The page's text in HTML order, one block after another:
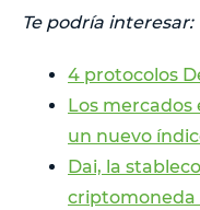
Te podría interesar:
4 protocolos
Los
un nuevo
Dai, la
criptomoneda